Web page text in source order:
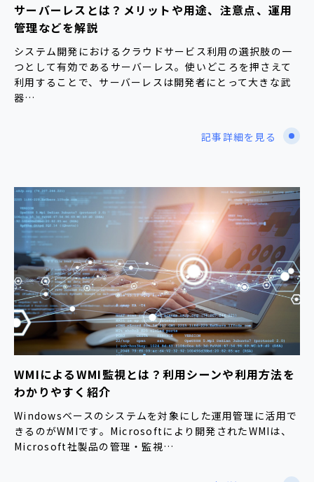
サーバーレスとは？メリットや用途、注意点、運用
管理などを解説
システム開発におけるクラウドサービス利用の選択肢の一
つとして有効であるサーバーレス。使いどころを押さえて
利用することで、サーバーレスは開発者にとって大きな武
器…
記事詳細を見る
WMIによるWMI監視とは？利用シーンや利用方法を
わかりやすく紹介
Windowsベースのシステムを対象にした運用管理に活用で
きるのがWMIです。Microsoftにより開発されたWMIは、
Microsoft社製品の管理・監視…